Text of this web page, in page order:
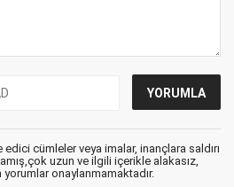
cümleler veya imalar, inançlara saldırı
uzun ve ilgili içerikle alakasız,
onaylanmamaktadır.